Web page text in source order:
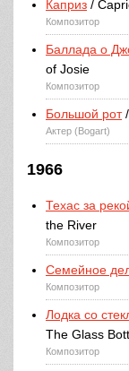
Каприз /
Композитор
Баллада о
of Josie
Композитор
Большой рот/
Актер (Bogart)
1966
Техас за
the River
Композитор
Семейное
Композитор
Лодка со
The Glass
Композитор